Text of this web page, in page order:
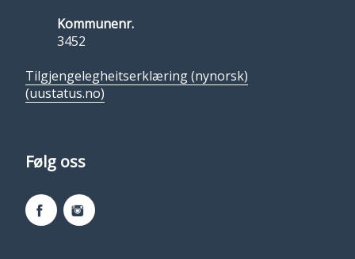
Kommunenr.
3452
Tilgjengelegheitserklæring (nynorsk)
(uustatus.no)
Følg oss
FacebookInstagram